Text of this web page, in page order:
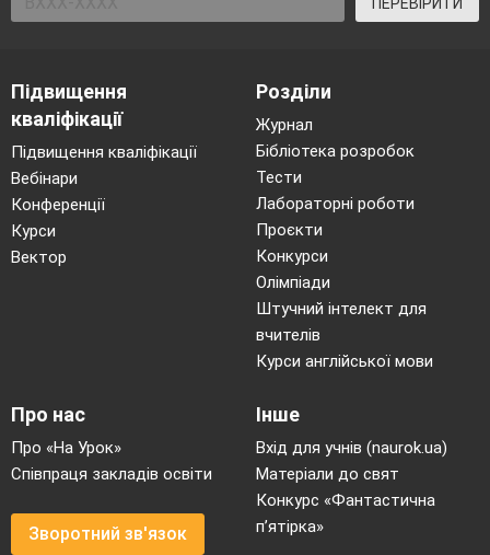
Підвищення
кваліфікації
Підвищення кваліфікації
Вебінари
Конференції
Курси
Вектор
Розділи
Журнал
Бібліотека розробок
Тести
Лабораторні роботи
Проєкти
Конкурси
Олімпіади
Штучний інтелект для
вчителів
Курси англійської мови
Про нас
Про «На Урок»
Співпраця закладів освіти
Зворотний зв'язок
Інше
Вхід для учнів (naurok.ua)
Матеріали до свят
Конкурс «Фантастична
п’ятірка»